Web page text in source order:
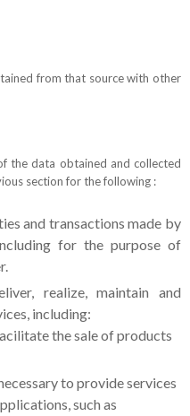
from that source with other
the data obtained and collected
section for the following :
and transactions made by
for the purpose of
realize, maintain and
including:
the sale of products
to provide services
such as